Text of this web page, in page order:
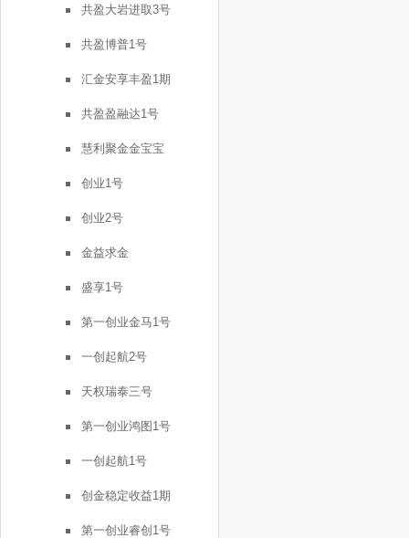
共盈大岩进取3号
共盈博普1号
汇金安享丰盈1期
共盈盈融达1号
慧利聚金金宝宝
创业1号
创业2号
金益求金
盛享1号
第一创业金马1号
一创起航2号
天权瑞泰三号
第一创业鸿图1号
一创起航1号
创金稳定收益1期
第一创业睿创1号